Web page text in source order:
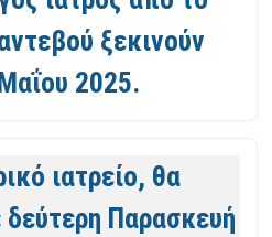
ξεκινούν
2025.
ιατρείο, θα
δεύτερη Παρασκευή